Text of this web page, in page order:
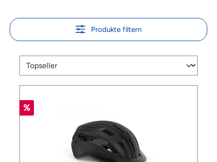
Produkte filtern
%